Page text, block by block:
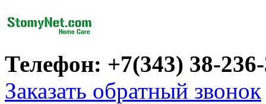
Телефон: +7(343) 38-
Заказать обратный звонок